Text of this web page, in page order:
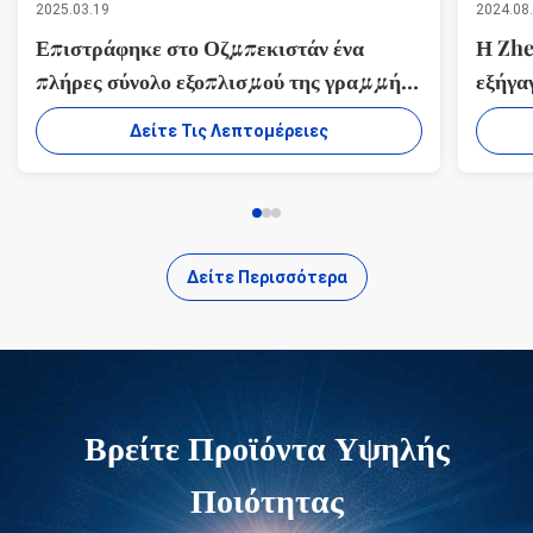
2025.03.19
Επιστράφηκε στο Οζμπεκιστάν ένα
πλήρες σύνολο εξοπλισμού της γραμμής
παραγωγής κόκκων λιπασμάτων
καυσίμου
Δείτε Τις Λεπτομέρειες
Η
Δείτε Περισσότερα
Βρείτε Προϊόντα Υψηλής
Ποιότητας